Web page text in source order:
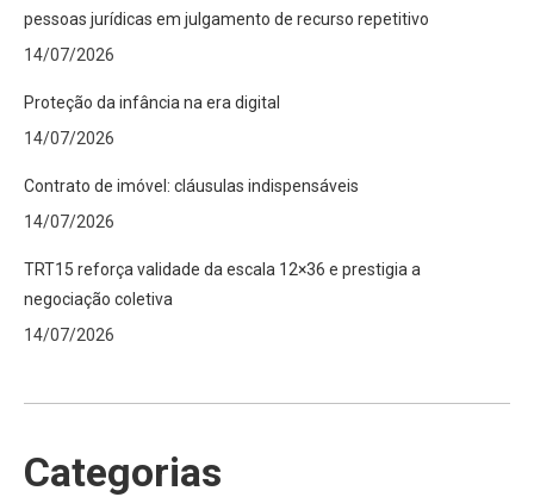
pessoas jurídicas em julgamento de recurso repetitivo
14/07/2026
Proteção da infância na era digital
14/07/2026
Contrato de imóvel: cláusulas indispensáveis
14/07/2026
TRT15 reforça validade da escala 12×36 e prestigia a
negociação coletiva
14/07/2026
Categorias